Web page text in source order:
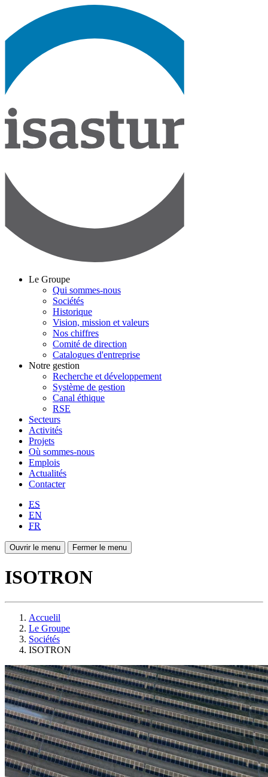
Le Groupe
Qui sommes-nous
Sociétés
Historique
Vision, mission et valeurs
Nos chiffres
Comité de direction
Catalogues d'entreprise
Notre gestion
Recherche et développement
Système de gestion
Canal éthique
RSE
Secteurs
Activités
Projets
Où sommes-nous
Emplois
Actualités
Contacter
ES
EN
FR
Ouvrir le menu Fermer le menu
ISOTRON
Accuelil
Le Groupe
Sociétés
ISOTRON